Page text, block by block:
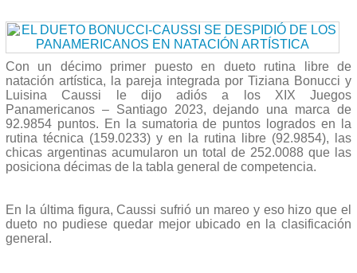
Con un décimo primer puesto en dueto rutina libre de
natación artística, la pareja integrada por Tiziana Bonucci y
Luisina Caussi le dijo adiós a los XIX Juegos
Panamericanos – Santiago 2023, dejando una marca de
92.9854 puntos. En la sumatoria de puntos logrados en la
rutina técnica (159.0233) y en la rutina libre (92.9854), las
chicas argentinas acumularon un total de 252.0088 que las
posiciona décimas de la tabla general de competencia.
En la última figura, Caussi sufrió un mareo y eso hizo que el
dueto no pudiese quedar mejor ubicado en la clasificación
general.